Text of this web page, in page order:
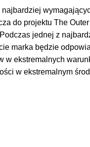
do projektu The
jednej z
marka będzie
w ekstremalnych
w ekstremalnym